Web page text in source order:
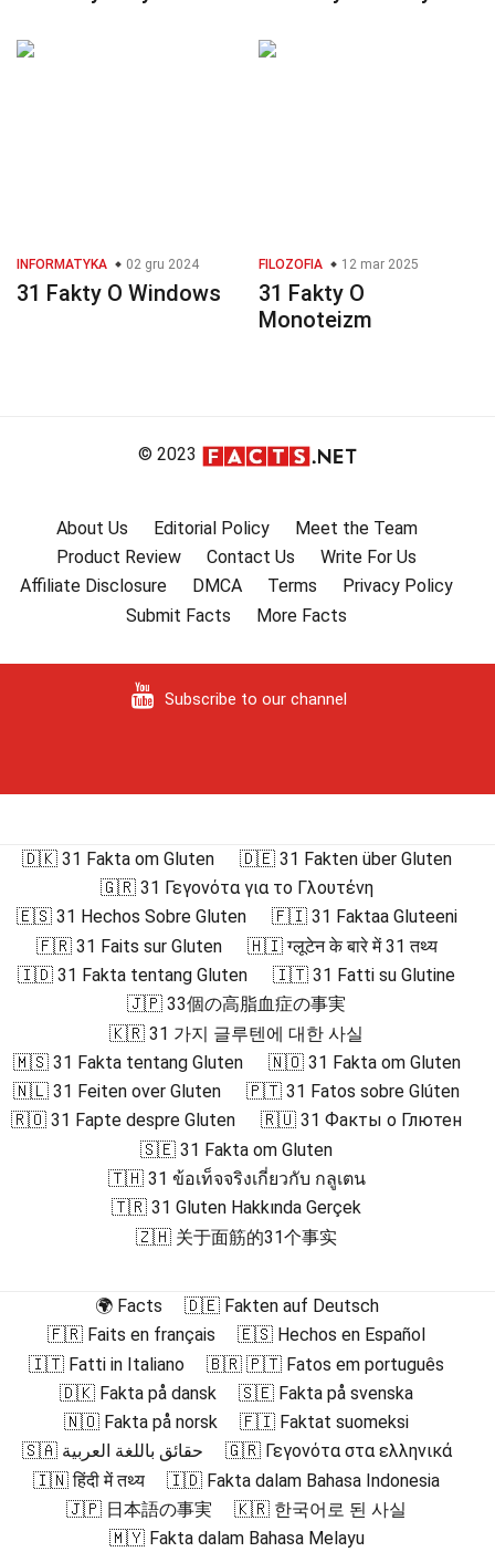
INFORMATYKA 02 gru 2024
31 Fakty O Windows
FILOZOFIA 12 mar 2025
31 Fakty O
Monoteizm
© 2023
About Us Editorial Policy
Meet the Team
Product Review
Contact Us
Write For Us
Affiliate Disclosure
DMCA Terms
Privacy Policy
Submit Facts
More Facts
Subscribe to our channel
🇩🇰 31 Fakta om Gluten
🇩🇪 31 Fakten über Gluten
🇬🇷 31 Γεγονότα για το Γλουτένη
🇪🇸 31 Hechos Sobre Gluten
🇫🇮 31 Faktaa Gluteeni
🇫🇷 31 Faits sur Gluten
🇭🇮 ग्लूटेन के बारे में 31 तथ्य
🇮🇩 31 Fakta tentang Gluten
🇮🇹 31 Fatti su Glutine
🇯🇵 33個の高脂血症の事実
🇰🇷 31 가지 글루텐에 대한 사실
🇲🇸 31 Fakta tentang Gluten
🇳🇴 31 Fakta om Gluten
🇳🇱 31 Feiten over Gluten
🇵🇹 31 Fatos sobre Glúten
🇷🇴 31 Fapte despre Gluten
🇷🇺 31 Факты о Глютен
🇸🇪 31 Fakta om Gluten
🇹🇭 31 ข้อเท็จจริงเกี่ยวกับ กลูเตน
🇹🇷 31 Gluten Hakkında Gerçek
🇿🇭 关于面筋的31个事实
🌍 Facts
🇩🇪 Fakten auf Deutsch
🇫🇷 Faits en français
🇪🇸 Hechos en Español
🇮🇹 Fatti in Italiano
🇧🇷 🇵🇹 Fatos em português
🇩🇰 Fakta på dansk
🇸🇪 Fakta på svenska
🇳🇴 Fakta på norsk
🇫🇮 Faktat suomeksi
🇸🇦 حقائق باللغة العربية
🇬🇷 Γεγονότα στα ελληνικά
🇮🇳 हिंदी में तथ्य
🇮🇩 Fakta dalam Bahasa Indonesia
🇯🇵 日本語の事実
🇰🇷 한국어로 된 사실
🇲🇾 Fakta dalam Bahasa Melayu